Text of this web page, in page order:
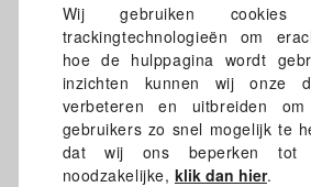
Wij gebruiken
trackingtechnologieën om
hoe de hulppagina wordt
inzichten kunnen wij onze
verbeteren en uitbreiden
gebruikers zo snel mogelijk te
dat wij ons beperken tot
noodzakelijke, klik dan hier.